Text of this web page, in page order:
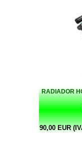
RADIADOR
90,00 EUR